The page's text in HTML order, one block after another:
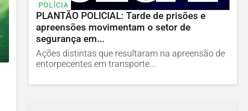
POLÍCIA
PLANTÃO POLICIAL: Tarde de prisões e
apreensões movimentam o setor de
segurança em...
Ações distintas que resultaram na apreensão de
entorpecentes em transporte...